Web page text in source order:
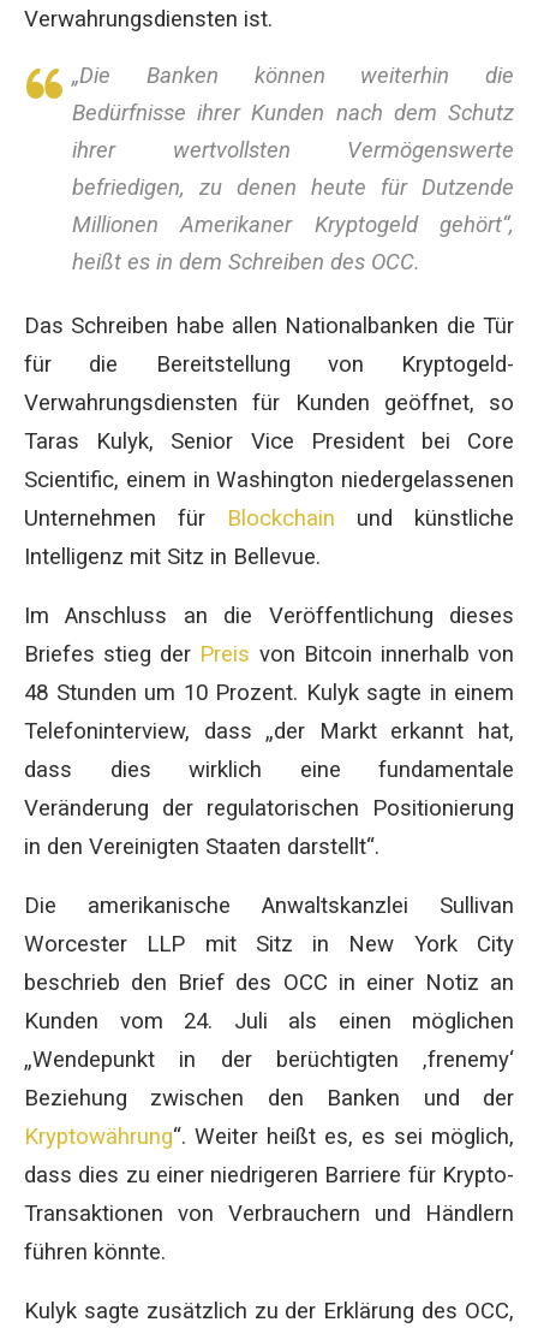
Verwahrungsdiensten ist.
„Die Banken können weiterhin die
Bedürfnisse ihrer Kunden nach dem Schutz
ihrer wertvollsten Vermögenswerte
befriedigen, zu denen heute für Dutzende
Millionen Amerikaner Kryptogeld gehört“,
heißt es in dem Schreiben des OCC.
Das Schreiben habe allen Nationalbanken die Tür
für die Bereitstellung von Kryptogeld-
Verwahrungsdiensten für Kunden geöffnet, so
Taras Kulyk, Senior Vice President bei Core
Scientific, einem in Washington niedergelassenen
Unternehmen für Blockchain und künstliche
Intelligenz mit Sitz in Bellevue.
Im Anschluss an die Veröffentlichung dieses
Briefes stieg der Preis von Bitcoin innerhalb von
48 Stunden um 10 Prozent. Kulyk sagte in einem
Telefoninterview, dass „der Markt erkannt hat,
dass dies wirklich eine fundamentale
Veränderung der regulatorischen Positionierung
in den Vereinigten Staaten darstellt“.
Die amerikanische Anwaltskanzlei Sullivan
Worcester LLP mit Sitz in New York City
beschrieb den Brief des OCC in einer Notiz an
Kunden vom 24. Juli als einen möglichen
„Wendepunkt in der berüchtigten ‚frenemy‘
Beziehung zwischen den Banken und der
Kryptowährung“. Weiter heißt es, es sei möglich,
dass dies zu einer niedrigeren Barriere für Krypto-
Transaktionen von Verbrauchern und Händlern
führen könnte.
Kulyk sagte zusätzlich zu der Erklärung des OCC,